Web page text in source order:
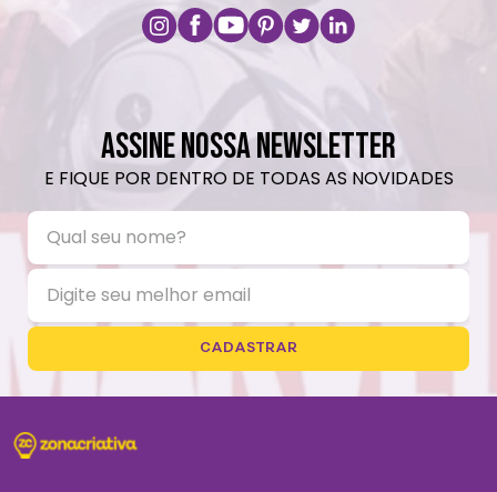
ASSINE NOSSA NEWSLETTER
E FIQUE POR DENTRO DE TODAS AS NOVIDADES
CADASTRAR